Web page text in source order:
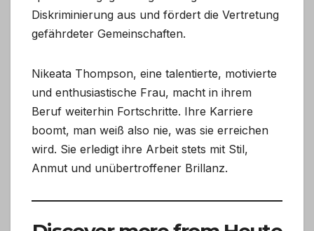
Diskriminierung aus und fördert die Vertretung
gefährdeter Gemeinschaften.
Nikeata Thompson, eine talentierte, motivierte
und enthusiastische Frau, macht in ihrem
Beruf weiterhin Fortschritte. Ihre Karriere
boomt, man weiß also nie, was sie erreichen
wird. Sie erledigt ihre Arbeit stets mit Stil,
Anmut und unübertroffener Brillanz.